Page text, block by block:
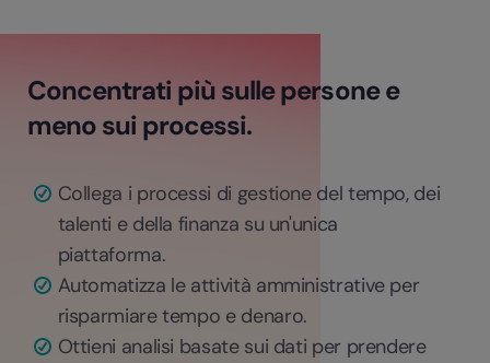
Concentrati più sulle persone e
meno sui processi.
Collega i processi di gestione del tempo, dei
talenti e della finanza su un'unica
piattaforma.
Automatizza le attività amministrative per
risparmiare tempo e denaro.
Ottieni analisi basate sui dati per prendere